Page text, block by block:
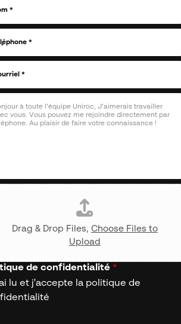
Drag & Drop Files, Choose Files to
Upload
de confidentialité*
lu et j'accepte la politique de